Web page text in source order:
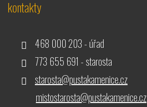
kontakty
468 000 203 - úřad
773 655 691 - starosta
starosta@pustakamenice.cz
mistostarosta@pustakamenice.cz